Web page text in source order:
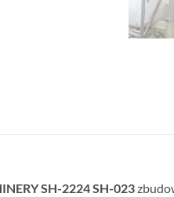
SH-2224 SH-023